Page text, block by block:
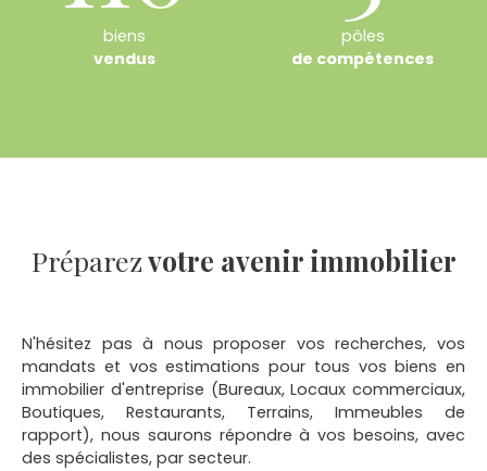
biens
vendus
pôles
de compétences
Préparezvotre avenir immobilier
N'hésitez pas à nous proposer vos recherches, vos
mandats et vos estimations pour tous vos biens en
immobilier d'entreprise (Bureaux, Locaux commerciaux,
Boutiques, Restaurants, Terrains, Immeubles de
rapport), nous saurons répondre à vos besoins, avec
des spécialistes, par secteur.